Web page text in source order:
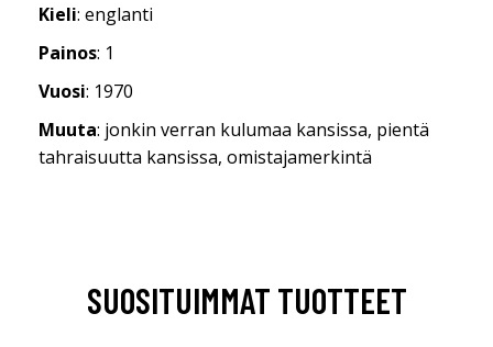
Kieli: englanti
Painos: 1
Vuosi: 1970
Muuta: jonkin verran kulumaa kansissa, pientä
tahraisuutta kansissa, omistajamerkintä
SUOSITUIMMAT TUOTTEET